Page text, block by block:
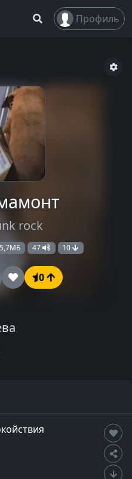
Профиль
rock
5,7МБ 47 10
0